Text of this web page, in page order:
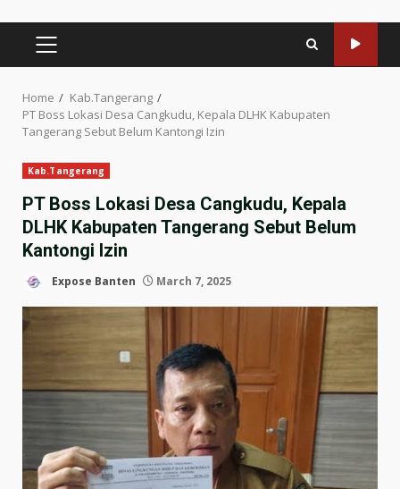
PRIMARY
MENU
Home
Kab.Tangerang
PT Boss Lokasi Desa Cangkudu, Kepala DLHK Kabupaten
Tangerang Sebut Belum Kantongi Izin
Kab.Tangerang
PT Boss Lokasi Desa Cangkudu, Kepala
DLHK Kabupaten Tangerang Sebut Belum
Kantongi Izin
Expose Banten March 7, 2025